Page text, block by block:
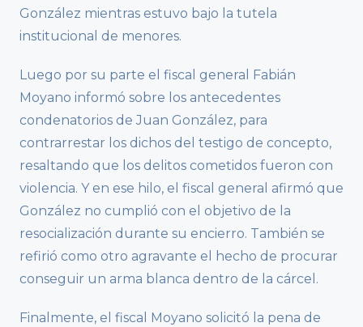
González mientras estuvo bajo la tutela
institucional de menores.
Luego por su parte el fiscal general Fabián
Moyano informó sobre los antecedentes
condenatorios de Juan González, para
contrarrestar los dichos del testigo de concepto,
resaltando que los delitos cometidos fueron con
violencia. Y en ese hilo, el fiscal general afirmó que
González no cumplió con el objetivo de la
resocialización durante su encierro. También se
refirió como otro agravante el hecho de procurar
conseguir un arma blanca dentro de la cárcel.
Finalmente, el fiscal Moyano solicitó la pena de